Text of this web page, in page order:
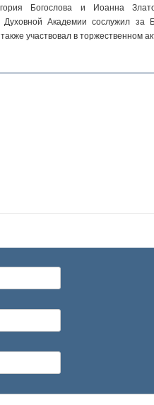
Богослова и Иоанна
Духовной Академии сослужил за
участвовал в торжественном